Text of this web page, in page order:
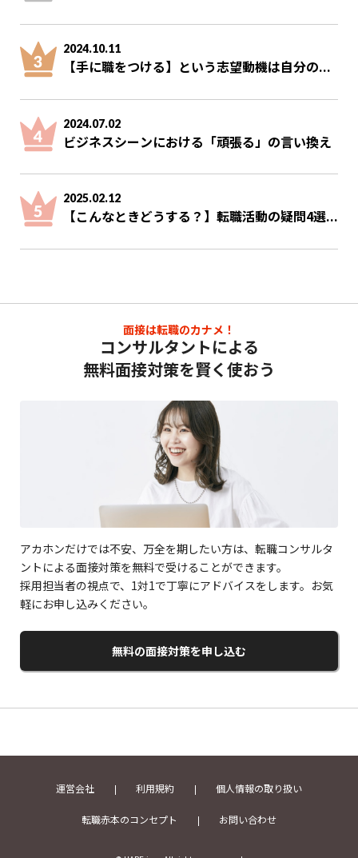
2024.10.11
【手に職をつける】という志望動機は自分の...
2024.07.02
ビジネスシーンにおける「頑張る」の言い換え
2025.02.12
【こんなときどうする？】転職活動の疑問4選...
面接は転職のカナメ！
コンサルタントによる
無料面接対策を賢く使おう
アカホンだけでは不安、万全を期したい方は、転職コンサルタ
ントによる面接対策を無料で受けることができます。
採用担当者の視点で、1対1で丁寧にアドバイスをします。お気
軽にお申し込みください。
無料の面接対策を申し込む
運営会社 利用規約 個人情報の取り扱い
転職赤本のコンセプト お問い合わせ